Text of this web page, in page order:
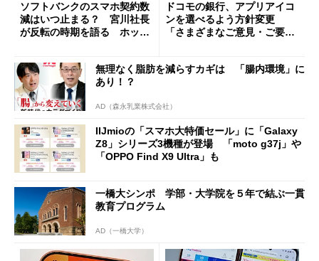
ソフトバンクのスマホ契約数
減はいつ止まる？ 宮川社長
が反転の時期を語る ホッピ
ドコモの銀行、アプリアイコ
ンを選べるよう方針変更
「さまざまなご意見・ご要望
無理なく脂肪を減らすカギは 「腸内環境」に
あり！？
AD（森永乳業株式会社）
IIJmioの「スマホ大特価セール」に「Galaxy
Z8」シリーズ3機種が登場 「moto g37j」や
「OPPO Find X9 Ultra」も
一橋大シンポ 学部・大学院を５年で結ぶ一貫
教育プログラム
AD（一橋大学）